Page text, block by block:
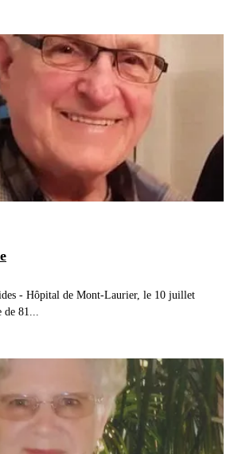
- Hôpital de Mont-Laurier, le 10 juillet
81...